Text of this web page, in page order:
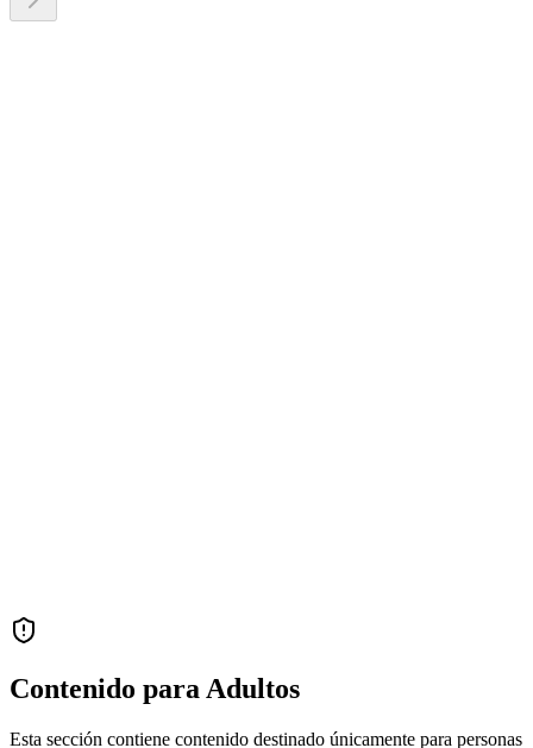
Contenido para Adultos
Esta sección contiene contenido destinado únicamente para personas